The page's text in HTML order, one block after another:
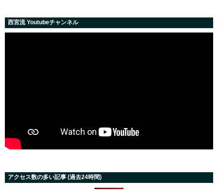
西宮流 Youtubeチャンネル
アクセス数の多い記事 (過去24時間)